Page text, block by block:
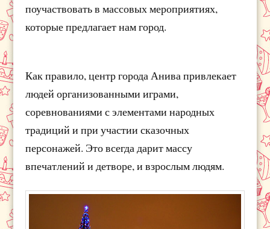
поучаствовать в массовых мероприятиях,
которые предлагает нам город.
Как правило, центр города Анива привлекает
людей организованными играми,
соревнованиями с элементами народных
традиций и при участии сказочных
персонажей. Это всегда дарит массу
впечатлений и детворе, и взрослым людям.